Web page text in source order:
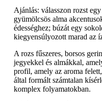
Ajánlás: válasszon rozst
gyümölcsös alma
édességhez; búzát egy
kiegyensúlyozott marad az
A rozs fűszeres, borsos
jegyekkel és almákkal,
profil, amely az aroma
által formált számtalan
komplex folyamatokban.